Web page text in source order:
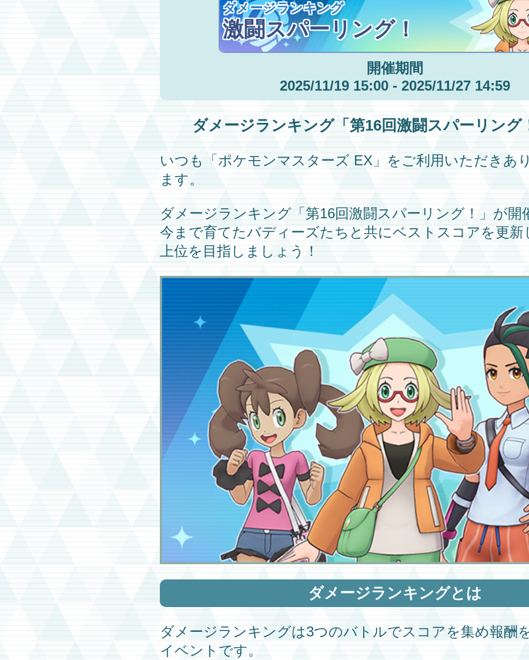
ダメージランキング
激闘スパーリング！
開催期間
2025/11/19 15:00 - 2025/11/27 14:59
ダメージランキング「第16回激闘スパーリング
いつも 「ポケモンマスターズ EX」 をご利用いただきあ
ます。
ダメージランキング 「第16回激闘スパーリング！
」が開
今まで育てたバディーズたちと共にベストスコアを更
上位を目指しましょう！
ダメージランキングとは
ダメージランキングは3つのバトルでスコアを集め報酬
イベントです。